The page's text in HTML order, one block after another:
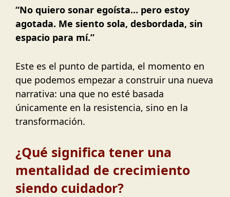
“No quiero sonar egoísta… pero estoy
agotada. Me siento sola, desbordada, sin
espacio para mí.”
Este es el punto de partida, el momento en
que podemos empezar a construir una nueva
narrativa: una que no esté basada
únicamente en la resistencia, sino en la
transformación.
¿Qué significa tener una
mentalidad de crecimiento
siendo cuidador?